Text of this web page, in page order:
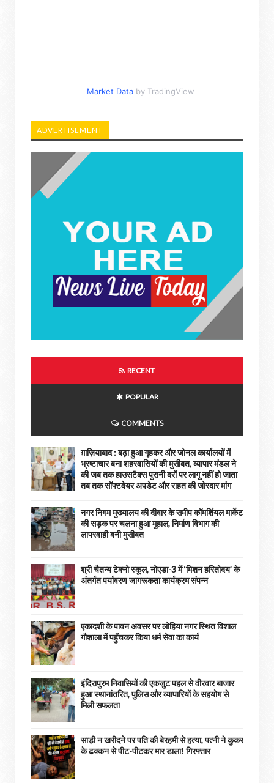
Market Data by TradingView
ADVERTISEMENT
RECENT
POPULAR
COMMENTS
ग़ाज़ियाबाद : बढ़ा हुआ गृहकर और जोनल कार्यालयों में
भ्रष्टाचार बना शहरवासियों की मुसीबत, व्यापार मंडल ने
की जब तक हाउसटैक्स पुरानी दरों पर लागू नहीं हो जाता
तब तक सॉफ्टवेयर अपडेट और राहत की जोरदार मांग
नगर निगम मुख्यालय की दीवार के समीप कॉमर्शियल मार्केट
की सड़क पर चलना हुआ मुहाल, निर्माण विभाग की
लापरवाही बनी मुसीबत
श्री चैतन्य टेक्नो स्कूल, नोएडा-3 में ‘मिशन हरितोदय’ के
अंतर्गत पर्यावरण जागरूकता कार्यक्रम संपन्न
एकादशी के पावन अवसर पर लोहिया नगर स्थित विशाल
गौशाला में पहुँचकर किया धर्म सेवा का कार्य
इंदिरापुरम निवासियों की एकजुट पहल से वीरवार बाजार
हुआ स्थानांतरित, पुलिस और व्यापारियों के सहयोग से
मिली सफलता
साड़ी न खरीदने पर पति की बेरहमी से हत्या, पत्नी ने कुकर
के ढक्कन से पीट-पीटकर मार डाला! गिरफ्तार